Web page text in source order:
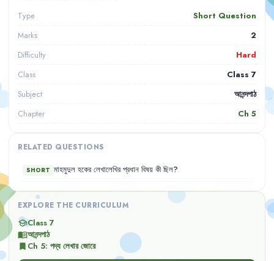
Type Short Question
Marks 2
Difficulty Hard
Class Class 7
Subject আনন্দপাঠ
Chapter Ch 5
RELATED QUESTIONS
SHORT মাহমুদুল হকের লেখালেখির প্রধান বিষয় কী ছিল?
EXPLORE THE CURRICULUM
schoolClass 7
menu_bookআনন্দপাঠ
bookmark Ch 5: পদ্য লেখার জোরে